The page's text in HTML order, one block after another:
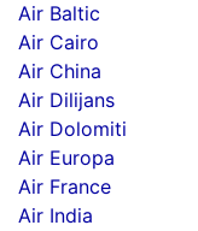
Air Baltic
Air Cairo
Air China
Air Dilijans
Air Dolomiti
Air Europa
Air France
Air India